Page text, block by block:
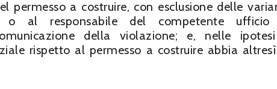
permesso a costruire, con esclusione delle
o al responsabile del competente ufficio
della violazione; e, nelle
rispetto al permesso a costruire abbia